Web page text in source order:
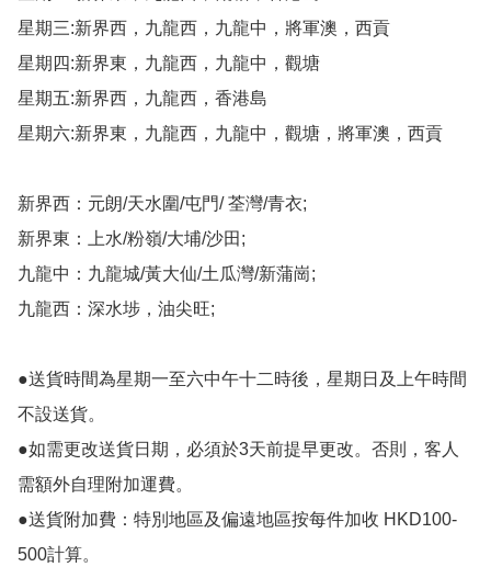
星期三:新界西，九龍西，九龍中，將軍澳，西貢
星期四:新界東，九龍西，九龍中，觀塘
星期五:新界西，九龍西，香港島
星期六:新界東，九龍西，九龍中，觀塘，將軍澳，西貢
新界西：元朗/天水圍/屯門/ 荃灣/青衣;
新界東：上水/粉嶺/大埔/沙田;
九龍中：九龍城/黃大仙/土瓜灣/新蒲崗;
九龍西：深水埗，油尖旺;
●送貨時間為星期一至六中午十二時後，星期日及上午時間
不設送貨。
●如需更改送貨日期，必須於3天前提早更改。否則，客人
需額外自理附加運費。
●送貨附加費：特別地區及偏遠地區按每件加收 HKD100-
500計算。